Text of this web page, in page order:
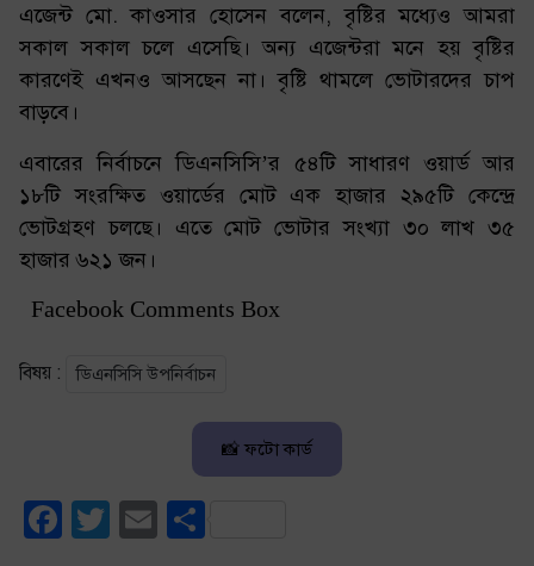
এজেন্ট মো. কাওসার হোসেন বলেন, বৃষ্টির মধ্যেও আমরা
সকাল সকাল চলে এসেছি। অন্য এজেন্টরা মনে হয় বৃষ্টির
কারণেই এখনও আসছেন না। বৃষ্টি থামলে ভোটারদের চাপ
বাড়বে।
এবারের নির্বাচনে ডিএনসিসি’র ৫৪টি সাধারণ ওয়ার্ড আর
১৮টি সংরক্ষিত ওয়ার্ডের মোট এক হাজার ২৯৫টি কেন্দ্রে
ভোটগ্রহণ চলছে। এতে মোট ভোটার সংখ্যা ৩০ লাখ ৩৫
হাজার ৬২১ জন।
Facebook Comments Box
বিষয় : ডিএনসিসি উপনির্বাচন
📸 ফটো কার্ড
Facebook
Twitter
Email